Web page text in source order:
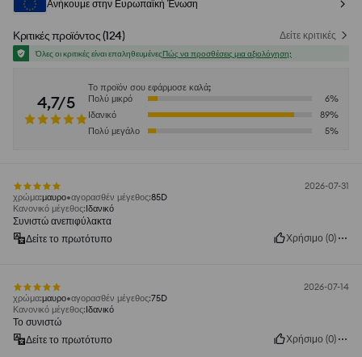
Ανήκουμε στην Ευρωπαϊκή Ένωση
Κριτικές προϊόντος(124) Δείτε κριτικές
Όλες οι κριτικές είναι επαληθευμένεςΠώς να προσθέσεις μια αξιολόγηση;
4,7/5
Το προϊόν σου εφάρμοσε καλά;
Πολύ μικρό
6%
Ιδανικό
89%
Πολύ μεγάλο
5%
2026-07-31
χρώμα:μαυρο αγορασθέν μέγεθος:85D
Κανονικό μέγεθος:Ιδανικό
Συνιστώ ανεπιφύλακτα
Δείτε το πρωτότυπο
Χρήσιμο (0)
2026-07-14
χρώμα:μαυρο αγορασθέν μέγεθος:75D
Κανονικό μέγεθος:Ιδανικό
Το συνιστώ
Δείτε το πρωτότυπο
Χρήσιμο (0)